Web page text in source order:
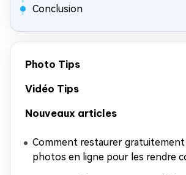
Conclusion
Photo Tips
Vidéo Tips
Nouveaux articles
Comment restaurer gratuitement
photos en ligne pour les rendre